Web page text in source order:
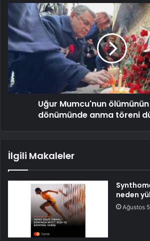
Uğur Mumcu'nun ölümünün
dönümünde anma töreni
İlgili Makaleler
neden
Ağustos